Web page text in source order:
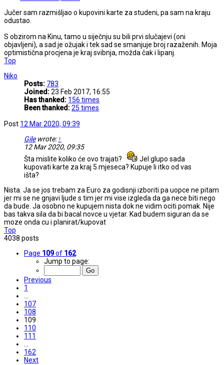
Jučer sam razmišljao o kupovini karte za studeni, pa sam na kraju
odustao.
S obzirom na Kinu, tamo u siječnju su bili prvi slučajevi (oni
objavljeni), a sad je ožujak i tek sad se smanjuje broj razaženih. Moja
optimistična procjena je kraj svibnja, možda čak i lipanj.
Top
Niko
Posts: 783
Joined:23 Feb 2017, 16:55
Has thanked: 156 times
Been thanked:25 times
Post 12 Mar 2020, 09:39
Gilewrote: ↑
12 Mar 2020, 09:35
Šta mislite koliko će ovo trajati?
Jel glupo sada
kupovati karte za kraj 5.mjeseca? Kupuje li itko od vas
išta?
Nista. Ja se jos trebam za Euro za godisnji izboriti pa uopce ne pitam
jer mi se ne gnjavi ljude s tim jer mi vise izgleda da ga nece biti nego
da bude. Ja osobno ne kupujem nista dok ne vidim ociti pomak. Nije
bas takva sila da bi bacal novce u vjetar. Kad budem siguran da se
moze onda cu i planirat/kupovat
Top
4038 posts
Page 109of 162
Jump to page:
Previous
1
…
107
108
109
110
111
…
162
Next